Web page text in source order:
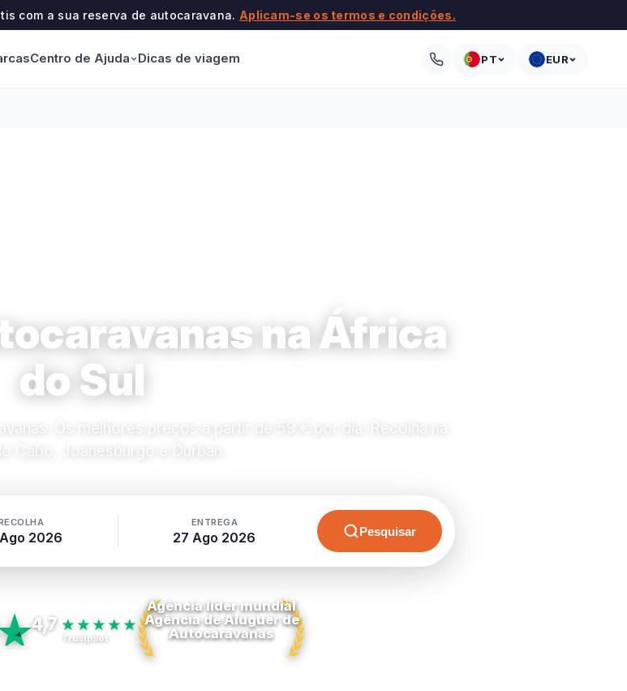
com a sua reserva de autocaravana. Aplicam-se os termos e condições.
Centro de Ajuda Dicas de viagem PT EUR
na África
do Sul
Os melhores preços a partir de 59 € por dia. Recolha na
Cabo, Joanesburgo e Durban.
2026
ENTREGA
27 Ago 2026 Pesquisar
4,7 ★★★★★
Trustpilot
Agência líder mundial
Agência de Aluguer de
Autocaravanas